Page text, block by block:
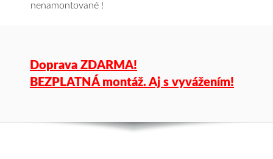
nenamontované !
Doprava ZDARMA!
BEZPLATNÁ montáž. Aj s vyvážením!